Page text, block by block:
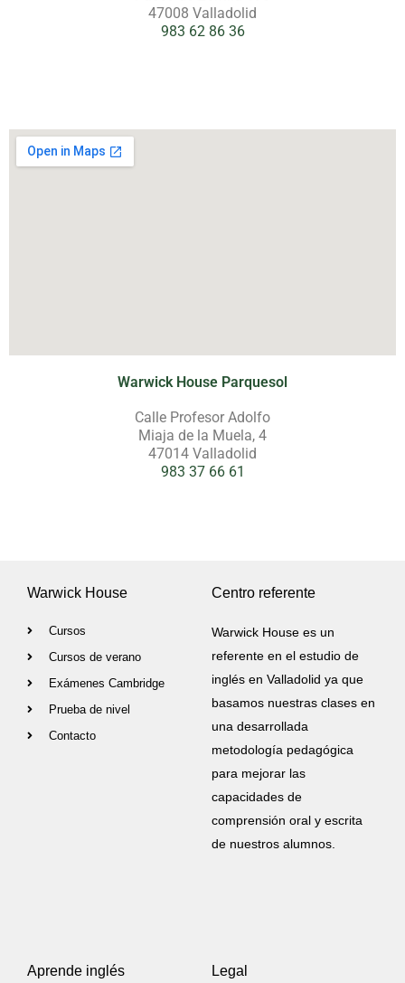
47008 Valladolid
983 62 86 36
Warwick House Parquesol
Calle Profesor Adolfo
Miaja de la Muela, 4
47014 Valladolid
983 37 66 61
Warwick House
Cursos
Cursos de verano
Exámenes Cambridge
Prueba de nivel
Contacto
Centro referente
Warwick House es un
referente en el estudio de
inglés en Valladolid ya que
basamos nuestras clases en
una desarrollada
metodología pedagógica
para mejorar las
capacidades de
comprensión oral y escrita
de nuestros alumnos.
Aprende inglés Legal